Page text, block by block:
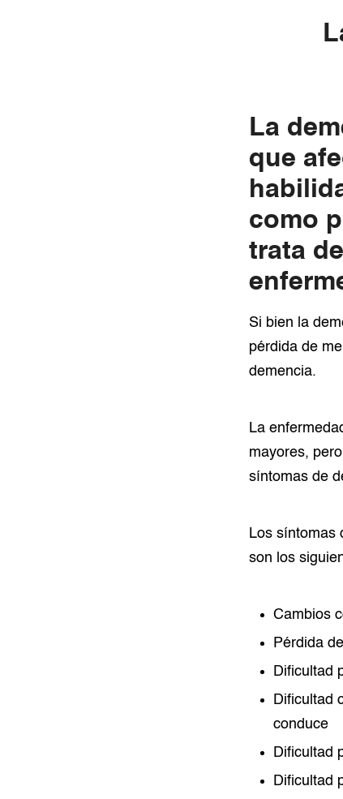
La
que
como
trata
Si bien la
pérdida de
demencia.
La
mayores,
síntomas de
Los síntomas
son los
Cambios
Pérdida
Dificultad
Dificultad
conduce
Dificultad
Dificultad